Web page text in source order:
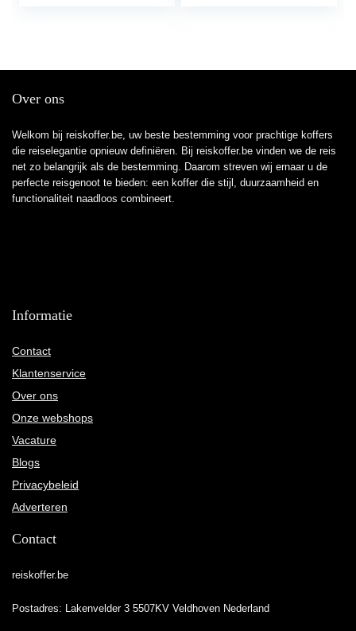
Over ons
Welkom bij reiskoffer.be, uw beste bestemming voor prachtige koffers
die reiselegantie opnieuw definiëren. Bij reiskoffer.be vinden we de reis
net zo belangrijk als de bestemming. Daarom streven wij ernaar u de
perfecte reisgenoot te bieden: een koffer die stijl, duurzaamheid en
functionaliteit naadloos combineert.
Informatie
Contact
Klantenservice
Over ons
Onze webshops
Vacature
Blogs
Privacybeleid
Adverteren
Contact
reiskoffer.be
Postadres: Lakenvelder 3 5507KV Veldhoven Nederland